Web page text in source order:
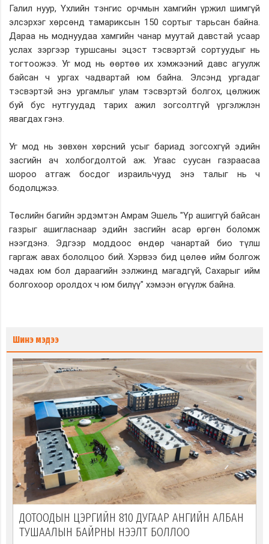
Галил нуур, Үхлийн тэнгис орчмын хамгийн үржил шимгүй
элсэрхэг хөрсөнд тамариксын 150 сортыг тарьсан байна.
Дараа нь моднуудаа хамгийн чанар муутай давстай усаар
услах зэргээр туршсаны эцэст тэсвэртэй сортуудыг нь
тогтоожээ. Уг мод нь өөртөө их хэмжээний давс агуулж
байсан ч ургах чадвартай юм байна. Элсэнд ургадаг
тэсвэртэй энэ ургамлыг улам тэсвэртэй болгох, цөлжиж
буй бус нутгуудад тарих ажил зогсолтгүй үргэлжлэн
явагдах гэнэ.
Уг мод нь зөвхөн хөрсний усыг бариад зогсохгүй эдийн
засгийн ач холбогдолтой аж. Угаас суусан газраасаа
шороо атгаж босдог израильчууд энэ талыг нь ч
бодолцжээ.
Төслийн багийн эрдэмтэн Амрам Эшель "Үр ашиггүй байсан
газрыг ашигласнаар эдийн засгийн асар өргөн боломж
нээгдэнэ. Эдгээр моддоос өндөр чанартай био түлш
гаргаж авах бололцоо бий. Хэрвээ бид цөлөө ийм болгож
чадах юм бол дараагийн ээлжинд магадгүй, Сахарыг ийм
болгохоор оролдох ч юм билүү" хэмээн өгүүлж байна.
Шинэ мэдээ
ДОТООДЫН ЦЭРГИЙН 810 ДУГААР АНГИЙН АЛБАН
ТУШААЛЫН БАЙРНЫ НЭЭЛТ БОЛЛОО